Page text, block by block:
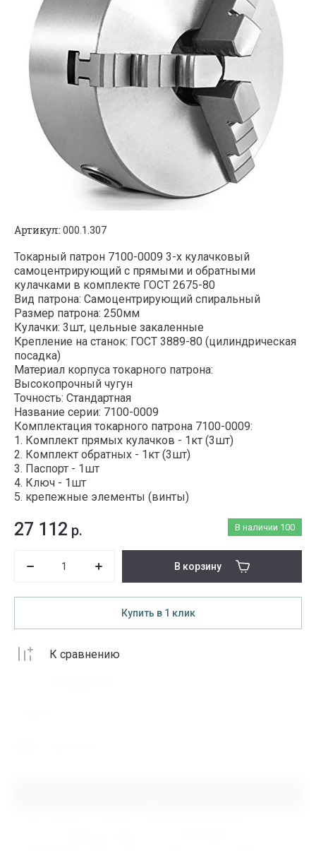
Артикул: 000.1.307
Токарный патрон 7100-0009 3-х кулачковый
самоцентрирующий с прямыми и обратными
кулачками в комплекте ГОСТ 2675-80
Вид патрона: Самоцентрирующий спиральный
Размер патрона: 250мм
Кулачки: 3шт, цельные закаленные
Крепление на станок: ГОСТ 3889-80 (цилиндрическая
посадка)
Материал корпуса токарного патрона:
Высокопрочный чугун
Точность: Стандартная
Название серии: 7100-0009
Комплектация токарного патрона 7100-0009:
1. Комплект прямых кулачков - 1кт (3шт)
2. Комплект обратных - 1кт (3шт)
3. Паспорт - 1шт
4. Ключ - 1шт
5. крепежные элементы (винты)
В наличии 100
27 112 р.
В корзину
Купить в 1 клик
К сравнению